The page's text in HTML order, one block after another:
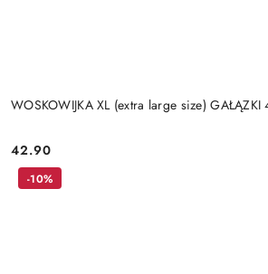
WOSKOWIJKA XL (extra large size) GAŁĄZKI
Cena:
42.90
-10%